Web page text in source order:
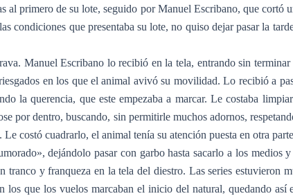
al primero de su lote, seguido por Manuel Escribano, que
condiciones que presentaba su lote, no quiso dejar pasar la
Manuel Escribano lo recibió en la tela, entrando sin
en los que el animal avivó su movilidad. Lo recibió a
la querencia, que este empezaba a marcar. Le costaba
por dentro, buscando, sin permitirle muchos adornos,
costó cuadrarlo, el animal tenía su atención puesta en otra
dejándolo pasar con garbo hasta sacarlo a los
tranco y franqueza en la tela del diestro. Las series
los que los vuelos marcaban el inicio del natural, quedando